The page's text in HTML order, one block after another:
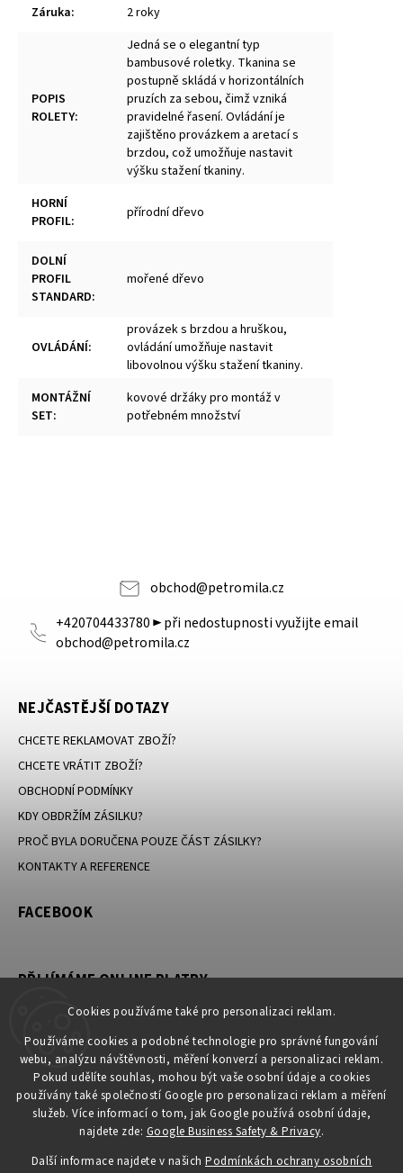
Cookies používáme také pro personalizaci reklam.
Používáme cookies a podobné technologie pro správné fungování
webu, analýzu návštěvnosti, měření konverzí a personalizaci reklam.
Pokud udělíte souhlas, mohou být vaše osobní údaje a cookies
používány také společností Google pro personalizaci reklam a měření
služeb. Více informací o tom, jak Google používá osobní údaje,
najdete zde: Google Business Safety & Privacy.
Další informace najdete v našich Podmínkách ochrany osobních
Záruka: 2 roky
POPIS
ROLETY:
Jedná se o elegantní typ
bambusové roletky. Tkanina se
postupně skládá v horizontálních
pruzích za sebou, čimž vzniká
pravidelné řasení. Ovládání je
zajištěno provázkem a aretací s
brzdou, což umožňuje nastavit
výšku stažení tkaniny.
HORNÍ
PROFIL: přírodní dřevo
DOLNÍ
PROFIL
STANDARD:
mořené dřevo
OVLÁDÁNÍ:
provázek s brzdou a hruškou,
ovládání umožňuje nastavit
libovolnou výšku stažení tkaniny.
MONTÁŽNÍ
SET:
kovové držáky pro montáž v
potřebném množství
obchod@petromila.cz
+420704433780 ► při nedostupnosti využijte email
obchod@petromila.cz
NEJČASTĚJŠÍ DOTAZY
CHCETE REKLAMOVAT ZBOŽÍ?
CHCETE VRÁTIT ZBOŽÍ?
OBCHODNÍ PODMÍNKY
KDY OBDRŽÍM ZÁSILKU?
PROČ BYLA DORUČENA POUZE ČÁST ZÁSILKY?
KONTAKTY A REFERENCE
FACEBOOK
PŘIJÍMÁME ONLINE PLATBY
KONTAKT
obchod @petromila.cz
+420704433780 ► při nedostupnosti využijte email